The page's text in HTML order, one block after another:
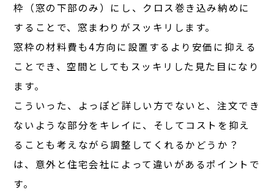
枠（窓の下部のみ）にし、クロス巻き込み納めに
することで、窓まわりがスッキリします。
窓枠の材料費も4方向に設置するより安価に抑える
ことでき、空間としてもスッキリした見た目になり
ます。
こういった、よっぽど詳しい方でないと、注文でき
ないような部分をキレイに、そしてコストを抑え
ることも考えながら調整してくれるかどうか？
は、意外と住宅会社によって違いがあるポイントで
す。